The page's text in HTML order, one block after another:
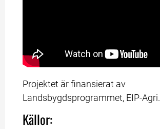
Projektet är finansierat av
Landsbygdsprogrammet, EIP-Agri.
Källor: